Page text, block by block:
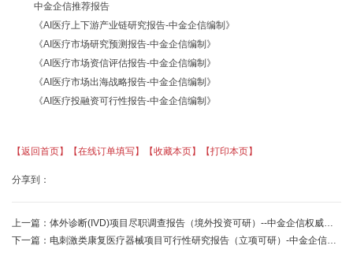
中金企信推荐报告
《AI医疗上下游产业链研究报告-中金企信编制》
《AI医疗市场研究预测报告-中金企信编制》
《AI医疗市场资信评估报告-中金企信编制》
《AI医疗市场出海战略报告-中金企信编制》
《AI医疗投融资可行性报告-中金企信编制 》
【返回首页】 【在线订单填写】 【收藏本页】 【打印本页】
分享到：
上一篇： 体外诊断(IVD)项目尽职调查报告（境外投资可研）--中金企信权威机构编制
下一篇： 电刺激类康复医疗器械项目可行性研究报告（立项可研）-中金企信编制